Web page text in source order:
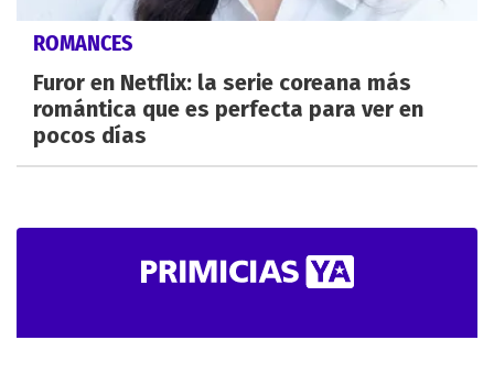
ROMANCES
Furor en Netflix: la serie coreana más
romántica que es perfecta para ver en
pocos días